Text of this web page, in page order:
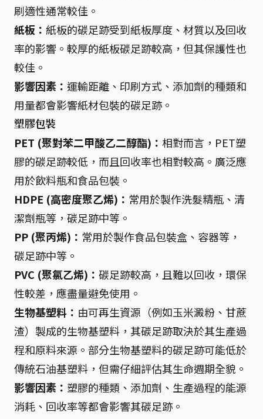
刷適性通常較佳。
紙板： 紙板的碳足跡受到紙板厚度、材質以及回收
率的影響。較厚的紙板碳足跡較高，但其保護性也
較佳。
影響因素： 運輸距離、印刷方式、添加劑的種類和
用量都會影響紙材包裝的碳足跡。
塑膠包裝
PET (聚對苯二甲酸乙二醇酯)： 相對而言，PET塑
膠的碳足跡較低，而且回收率也相對較高。廣泛應
用於飲料瓶和食品包裝。
HDPE (高密度聚乙烯)： 常用於製作洗髮精瓶、清
潔劑瓶等，碳足跡中等。
PP (聚丙烯)： 常用於製作食品包裝盒、容器等，
碳足跡中等。
PVC (聚氯乙烯)： 碳足跡較高，且難以回收，環保
性較差，應盡量避免使用。
生物基塑料： 由可再生資源（例如玉米澱粉、甘蔗
渣）製成的生物基塑料，其碳足跡取決於其生產過
程和原料來源。部分生物基塑料的碳足跡可能低於
傳統石油基塑料，但需仔細評估其生命週期全貌。
影響因素： 塑膠的種類、添加劑、生產過程的能源
消耗、回收率等都會影響其碳足跡。